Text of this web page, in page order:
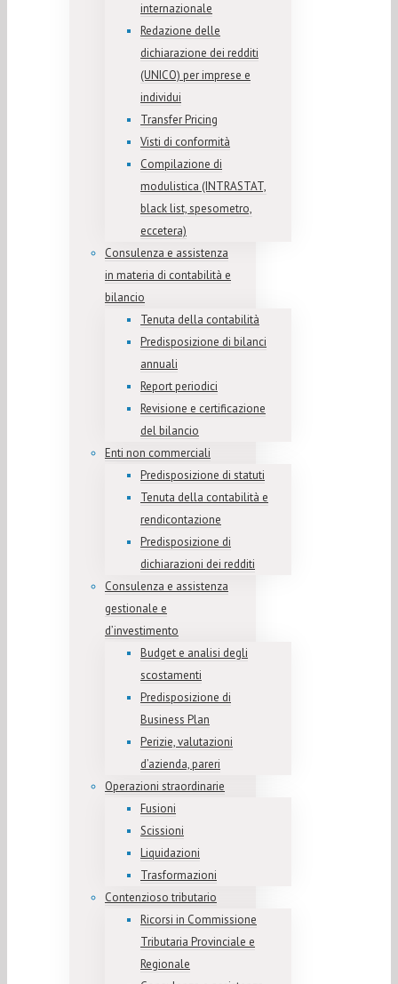
internazionale
Redazione delle
dichiarazione dei redditi
(UNICO) per imprese e
individui
Transfer Pricing
Visti di conformità
Compilazione di
modulistica (INTRASTAT,
black list, spesometro,
eccetera)
Consulenza e assistenza
in materia di contabilità e
bilancio
Tenuta della contabilità
Predisposizione di bilanci
annuali
Report periodici
Revisione e certificazione
del bilancio
Enti non commerciali
Predisposizione di statuti
Tenuta della contabilità e
rendicontazione
Predisposizione di
dichiarazioni dei redditi
Consulenza e assistenza
gestionale e
d’investimento
Budget e analisi degli
scostamenti
Predisposizione di
Business Plan
Perizie, valutazioni
d’azienda, pareri
Operazioni straordinarie
Fusioni
Scissioni
Liquidazioni
Trasformazioni
Contenzioso tributario
Ricorsi in Commissione
Tributaria Provinciale e
Regionale